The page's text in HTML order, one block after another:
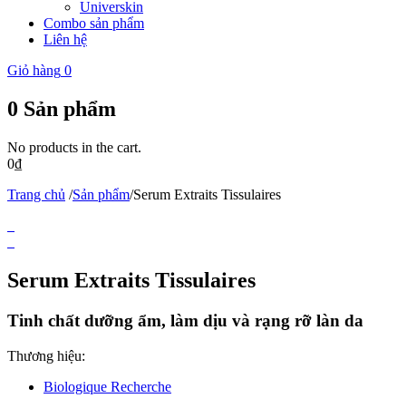
Universkin
Combo sản phẩm
Liên hệ
Giỏ hàng 0
0 Sản phẩm
No products in the cart.
0₫
Trang chủ /Sản phẩm/Serum Extraits Tissulaires
Serum Extraits Tissulaires
Tinh chất dưỡng ẩm, làm dịu và rạng rỡ làn da
Thương hiệu:
Biologique Recherche